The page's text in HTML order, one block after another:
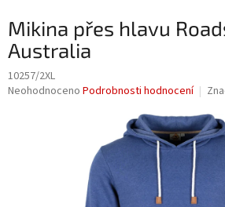
Mikina přes hlavu
Australia
10257/2XL
Průměrné
Neohodnoceno Podrobnosti hodnocení